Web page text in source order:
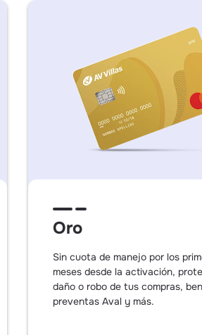
Oro
Sin cuota de manejo por los
meses desde la activación,
daño o robo de tus compras,
preventas Aval y más.